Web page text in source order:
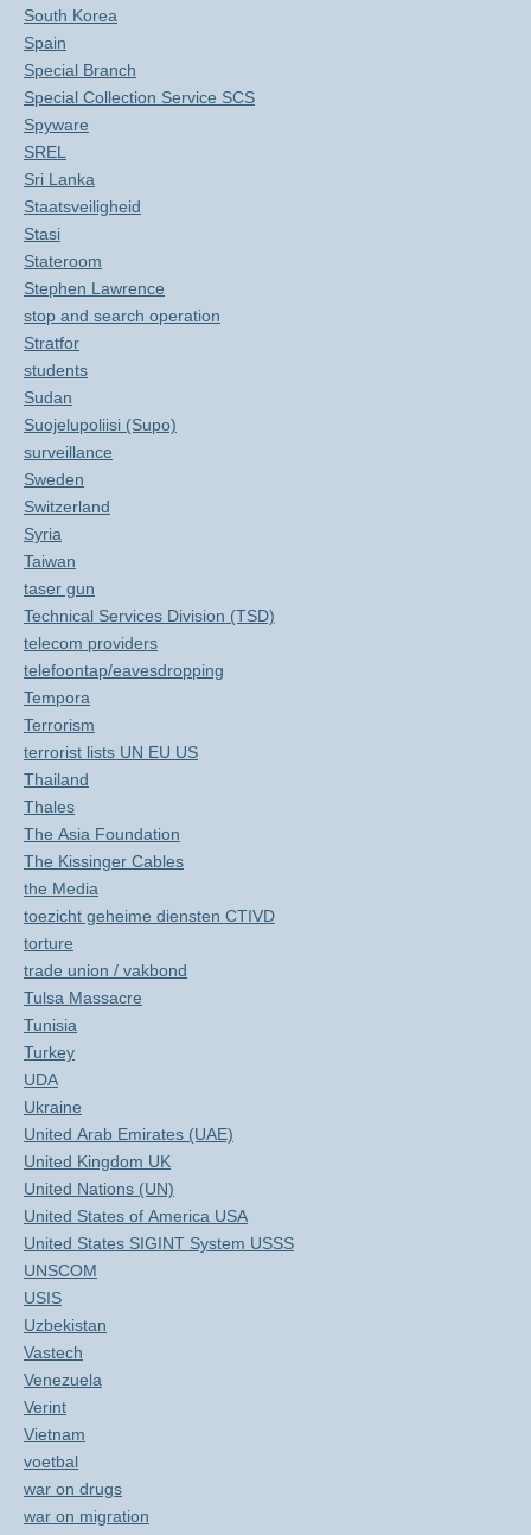
South Korea
Spain
Special Branch
Special Collection Service SCS
Spyware
SREL
Sri Lanka
Staatsveiligheid
Stasi
Stateroom
Stephen Lawrence
stop and search operation
Stratfor
students
Sudan
Suojelupoliisi (Supo)
surveillance
Sweden
Switzerland
Syria
Taiwan
taser gun
Technical Services Division (TSD)
telecom providers
telefoontap/eavesdropping
Tempora
Terrorism
terrorist lists UN EU US
Thailand
Thales
The Asia Foundation
The Kissinger Cables
the Media
toezicht geheime diensten CTIVD
torture
trade union / vakbond
Tulsa Massacre
Tunisia
Turkey
UDA
Ukraine
United Arab Emirates (UAE)
United Kingdom UK
United Nations (UN)
United States of America USA
United States SIGINT System USSS
UNSCOM
USIS
Uzbekistan
Vastech
Venezuela
Verint
Vietnam
voetbal
war on drugs
war on migration